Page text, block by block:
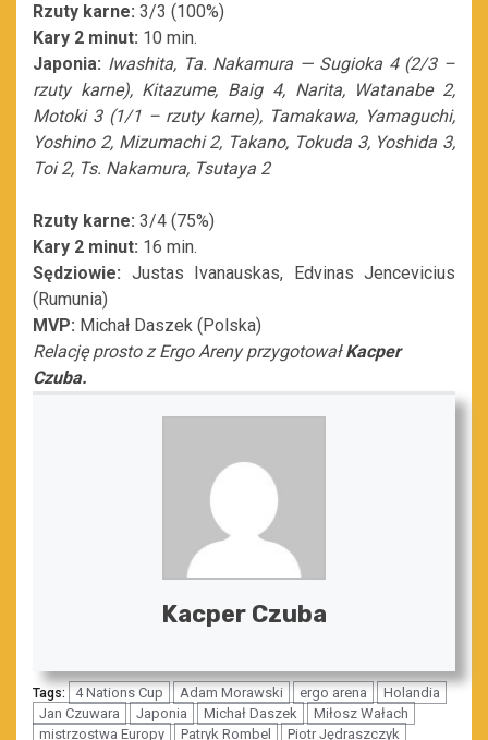
Rzuty karne: 3/3 (100%)
Kary 2 minut: 10 min.
Japonia: Iwashita, Ta. Nakamura — Sugioka 4 (2/3 –
rzuty karne), Kitazume, Baig 4, Narita, Watanabe 2,
Motoki 3 (1/1 – rzuty karne), Tamakawa, Yamaguchi,
Yoshino 2, Mizumachi 2, Takano, Tokuda 3, Yoshida 3,
Toi 2, Ts. Nakamura, Tsutaya 2
Rzuty karne: 3/4 (75%)
Kary 2 minut: 16 min.
Sędziowie: Justas Ivanauskas, Edvinas Jencevicius
(Rumunia)
MVP: Michał Daszek (Polska)
Relację prosto z Ergo Areny przygotowałKacper
Czuba.
Kacper Czuba
Tags: 4 Nations Cup Adam Morawski ergo arena
Holandia
Jan Czuwara
Japonia Michał Daszek
Miłosz Wałach
mistrzostwa Europy
Patryk Rombel
Piotr Jędraszczyk